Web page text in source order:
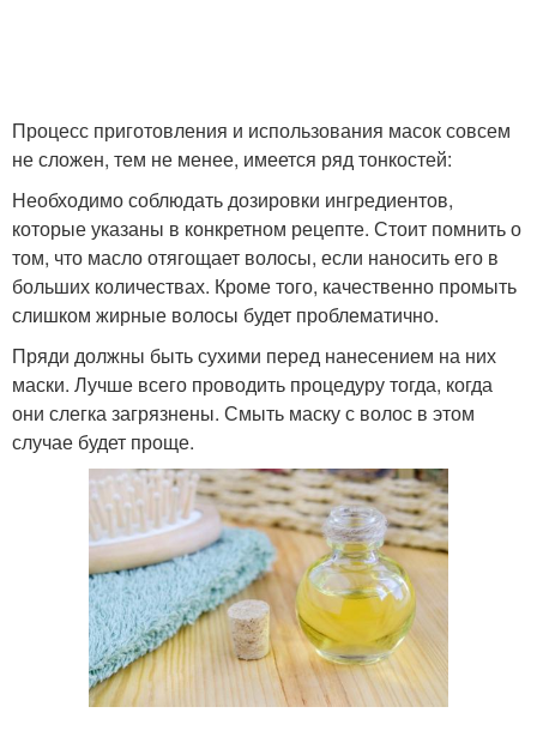
Процесс приготовления и использования масок совсем
не сложен, тем не менее, имеется ряд тонкостей:
Необходимо соблюдать дозировки ингредиентов,
которые указаны в конкретном рецепте. Стоит помнить о
том, что масло отягощает волосы, если наносить его в
больших количествах. Кроме того, качественно промыть
слишком жирные волосы будет проблематично.
Пряди должны быть сухими перед нанесением на них
маски. Лучше всего проводить процедуру тогда, когда
они слегка загрязнены. Смыть маску с волос в этом
случае будет проще.